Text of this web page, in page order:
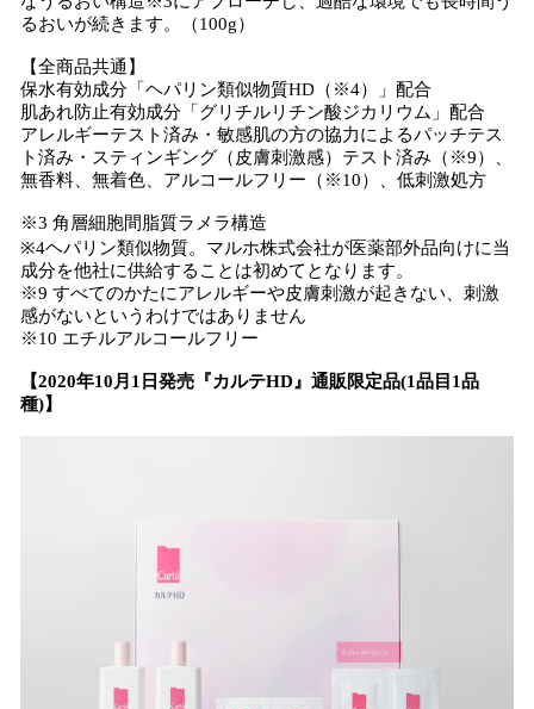
るおいが続きます。（100g）
【全商品共通】
保水有効成分「ヘパリン類似物質HD（※4）」配合
肌あれ防止有効成分「グリチルリチン酸ジカリウム」配合
アレルギーテスト済み・敏感肌の方の協力によるパッチテス
ト済み・スティンギング（皮膚刺激感）テスト済み（※9）、
無香料、無着色、アルコールフリー（※10）、低刺激処方
※3 角層細胞間脂質ラメラ構造
※4ヘパリン類似物質。マルホ株式会社が医薬部外品向けに当
成分を他社に供給することは初めてとなります。
※9 すべてのかたにアレルギーや皮膚刺激が起きない、刺激
感がないというわけではありません
※10 エチルアルコールフリー
【2020年10月1日発売『カルテHD』通販限定品(1品目1品
種)】